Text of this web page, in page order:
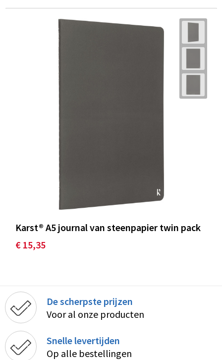
Karst® A5 journal van steenpapier twin pack
€ 15,35
De scherpste prijzen
Voor al onze producten
Snelle levertijden
Op alle bestellingen